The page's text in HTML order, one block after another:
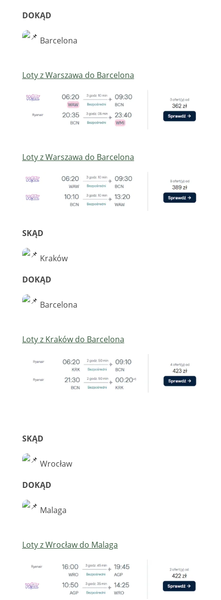
DOKĄD
Barcelona
Loty z Warszawa do Barcelona
Loty z Warszawa do Barcelona
SKĄD
Kraków
DOKĄD
Barcelona
Loty z Kraków do Barcelona
SKĄD
Wrocław
DOKĄD
Malaga
Loty z Wrocław do Malaga